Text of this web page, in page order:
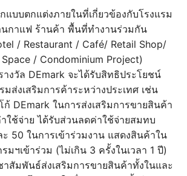
แบบตกแต่งภายในที่เกี่ยวข้องกับโรงแรม
นกาแฟ ร้านค้า พื้นที่ทำงานร่วมกัน
/ Restaurant / Café/ Retail Shop/
/ Condominium Project)
างวัล DEmark จะได้รับสิทธิประโยชน์
ส่งเสริมการค้าระหว่างประเทศ เช่น
ก้ DEmark ในการส่งเสริมการขายสินค้า
าใช้จ่าย ได้รับส่วนลดค่าใช้จ่ายสมทบ
ะ 50 ในการเข้าร่วมงาน แสดงสินค้าใน
มฯเข้าร่วม (ไม่เกิน 3 ครั้งในเวลา 1 ปี)
าสัมพันธ์ส่งเสริมการขายสินค้าทั้งในและ